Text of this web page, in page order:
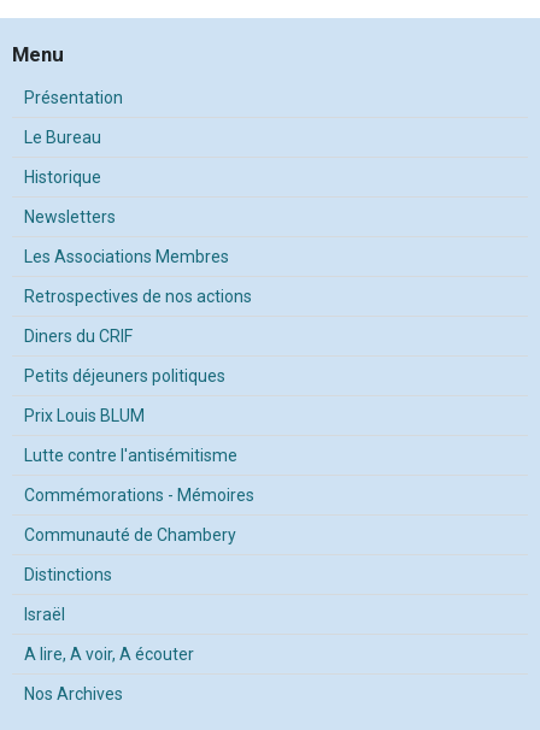
Menu
Présentation
Le Bureau
Historique
Newsletters
Les Associations Membres
Retrospectives de nos actions
Diners du CRIF
Petits déjeuners politiques
Prix Louis BLUM
Lutte contre l'antisémitisme
Commémorations - Mémoires
Communauté de Chambery
Distinctions
Israël
A lire, A voir, A écouter
Nos Archives